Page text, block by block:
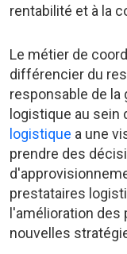
rentabilité et à la
Le métier de
différencier du
responsable de la
logistique au sein
logistique a une
prendre des
prestataires
l'amélioration
nouvelles